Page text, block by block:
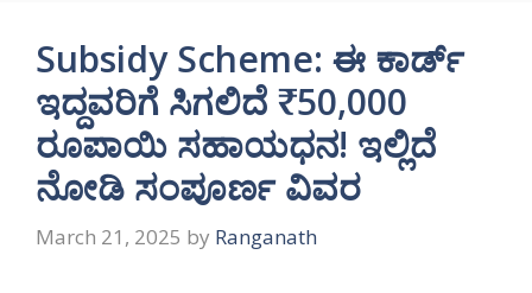
Subsidy Scheme: ಈ ಕಾರ್ಡ್
ಇದ್ದವರಿಗೆ ಸಿಗಲಿದೆ ₹50,000
ರೂಪಾಯಿ ಸಹಾಯಧನ! ಇಲ್ಲಿದೆ
ನೋಡಿ ಸಂಪೂರ್ಣ ವಿವರ
March 21, 2025 by Ranganath